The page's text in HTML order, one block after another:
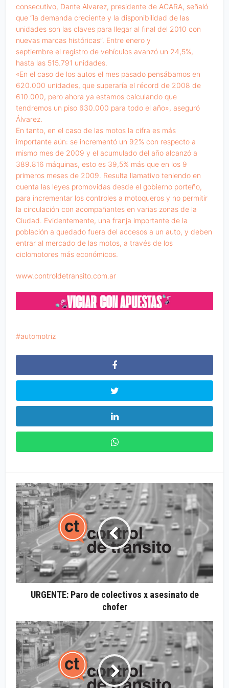
consecutivo, Dante Alvarez, presidente de ACARA, señaló
que “la demanda creciente y la disponibilidad de las
unidades son las claves para llegar al final del 2010 con
nuevas marcas históricas”. Entre enero y
septiembre el registro de vehículos avanzó un 24,5%,
hasta las 515.791 unidades.
«En el caso de los autos el mes pasado pensábamos en
620.000 unidades, que superaría el récord de 2008 de
610.000, pero ahora ya estamos calculando que
tendremos un piso 630.000 para todo el año», aseguró
Álvarez.
En tanto, en el caso de las motos la cifra es más
importante aún: se incrementó un 92% con respecto a
mismo mes de 2009 y el acumulado del año alcanzó a
389.816 máquinas, esto es 39,5% más que en los 9
primeros meses de 2009. Resulta llamativo teniendo en
cuenta las leyes promovidas desde el gobierno porteño,
para incrementar los controles a motoqueros y no permitir
la circulación con acompañantes en varias zonas de la
Ciudad. Evidentemente, una franja importante de la
población a quedado fuera del accesos a un auto, y deben
entrar al mercado de las motos, a través de los
ciclomotores más económicos.
www.controldetransito.com.ar
automotriz
URGENTE: Paro de colectivos x asesinato de
chofer